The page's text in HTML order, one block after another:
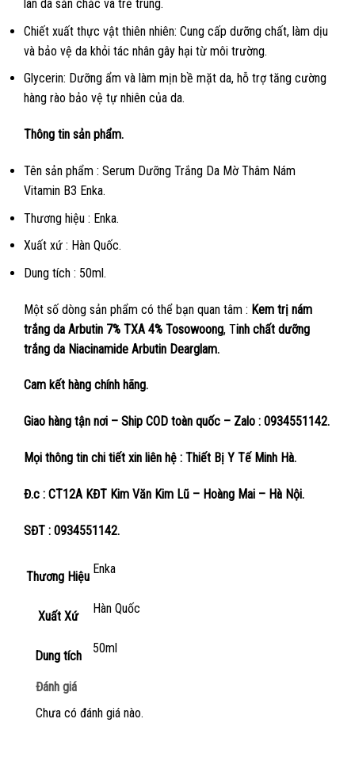
làn da săn chắc và trẻ trung.
Chiết xuất thực vật thiên nhiên: Cung cấp dưỡng chất, làm dịu
và bảo vệ da khỏi tác nhân gây hại từ môi trường.
Glycerin: Dưỡng ẩm và làm mịn bề mặt da, hỗ trợ tăng cường
hàng rào bảo vệ tự nhiên của da.
Thông tin sản phẩm.
Tên sản phẩm : Serum Dưỡng Trắng Da Mờ Thâm Nám
Vitamin B3 Enka.
Thương hiệu : Enka.
Xuất xứ : Hàn Quốc.
Dung tích : 50ml.
Một số dòng sản phẩm có thể bạn quan tâm : Kem trị nám
trắng da Arbutin 7% TXA 4% Tosowoong, Tinh chất dưỡng
trắng da Niacinamide Arbutin Dearglam.
Cam kết hàng chính hãng.
Giao hàng tận nơi – Ship COD toàn quốc – Zalo : 0934551142.
Mọi thông tin chi tiết xin liên hệ : Thiết Bị Y Tế Minh Hà.
Đ.c : CT12A KĐT Kim Văn Kim Lũ – Hoàng Mai – Hà Nội.
SĐT : 0934551142.
Thương Hiệu
Enka
Xuất Xứ
Hàn Quốc
Dung tích
50ml
Đánh giá
Chưa có đánh giá nào.